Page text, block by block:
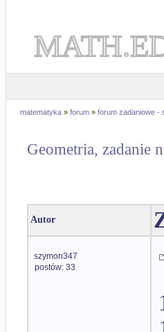
matematyka » forum » forum zadaniowe
Geometria, zadanie
Autor
szymon347
postów: 33